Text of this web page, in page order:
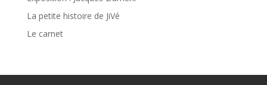
La petite histoire de JiVé
Le carnet